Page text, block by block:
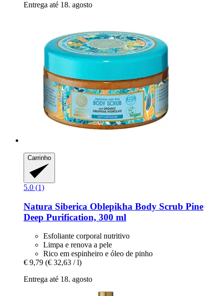
Entrega até 18. agosto
Carrinho
5.0 (1)
Natura Siberica Oblepikha Body Scrub Pine
Deep Purification, 300 ml
Esfoliante corporal nutritivo
Limpa e renova a pele
Rico em espinheiro e óleo de pinho
€ 9,79 (€ 32,63 / l)
Entrega até 18. agosto